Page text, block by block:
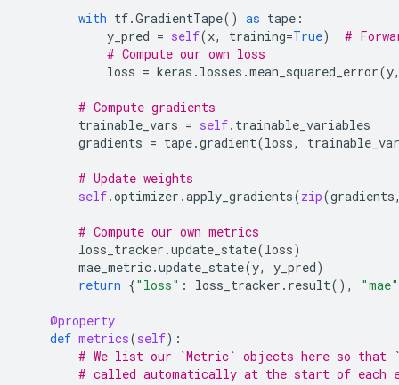
with tf.GradientTape() as tape :
y_pred = self(x, training=True)
#
# Compute our own loss
loss = keras . losses .mean_squared_error(y
# Compute gradients
trainable_vars = self. trainable_variables
gradients = tape.gradient(loss,
# Update weights
self.optimizer .apply_gradients(zip(gradients
# Compute our own metrics
loss_tracker .update_state(loss)
mae_metric.update_state(y, y_pred)
return {"loss" : loss_tracker . result(), "mae"
@property
def metrics(self):
# We list our `Metric` objects here so that
# called automatically at the start of each